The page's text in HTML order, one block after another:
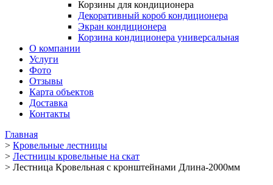
Корзины для кондиционера
Декоративный короб кондиционера
Экран кондиционера
Корзина кондиционера универсальная
О компании
Услуги
Фото
Отзывы
Карта объектов
Доставка
Контакты
Главная
> Кровельные лестницы
> Лестницы кровельные на скат
> Лестница Кровельная с кронштейнами Длина-2000мм